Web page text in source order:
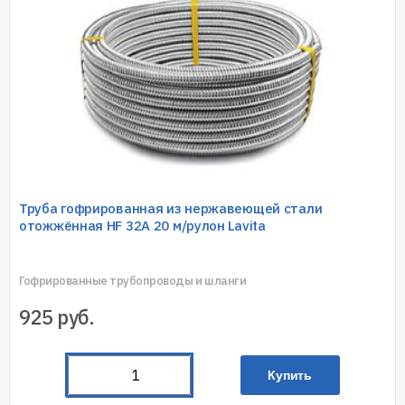
Труба гофрированная из нержавеющей стали
отожжённая HF 32A 20 м/рулон Lavita
Гофрированные трубопроводы и шланги
925 руб.
Купить